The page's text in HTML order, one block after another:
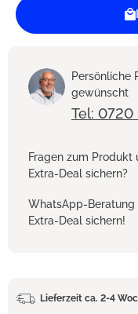
Persönliche
gewünscht
Tel:
Fragen zum Produkt
Extra-Deal sichern?
WhatsApp-Beratung
Extra-Deal sichern!
Lieferzeit ca. 2-4